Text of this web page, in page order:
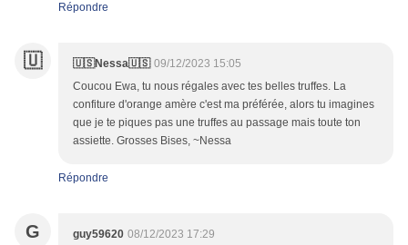
Répondre
🇺 🇺🇸Nessa🇺🇸 09/12/2023 15:05
Coucou Ewa, tu nous régales avec tes belles truffes. La
confiture d'orange amère c'est ma préférée, alors tu imagines
que je te piques pas une truffes au passage mais toute ton
assiette. Grosses Bises, ~Nessa
Répondre
G guy59620 08/12/2023 17:29